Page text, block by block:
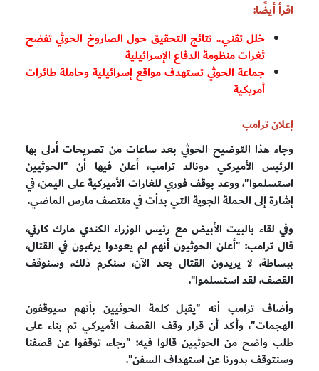
اقرأ أيضًا:
خلل تقني.. نتائج التحقيق حول الصاروخ الحوثي تفضح
ثغرات منظومة الدفاع الإسرائيلية
جماعة الحوثي تستهدف مواقع إسرائيلية وحاملة طائرات
أمريكية
إعلان ترامب
وجاء هذا التوضيح الحوثي بعد ساعات من تصريحات أدلى بها
الرئيس الأميركي دونالد ترامب، أعلن فيها أن "الحوثيين
استسلموا"، ووعد بوقف فوري للغارات الأميركية على اليمن، في
إشارة إلى الحملة الجوية التي بدأت في منتصف مارس الماضي.
وفي لقاء بالبيت الأبيض مع رئيس الوزراء الكندي مارك كارني،
قال ترامب: "أعلن الحوثيون أنهم لم يعودوا يرغبون في القتال،
ببساطة، لا يريدون القتال بعد الآن، سنكرم ذلك، وسنوقف
القصف، لقد استسلموا".
وأضاف ترامب أنه "يقبل كلمة الحوثيين بأنهم سيوقفون
الهجمات"، وأكد أن قرار وقف القصف الأميركي تم بناء على
طلب واضح من الحوثيين قالوا فيه: "رجاء، توقفوا عن قصفنا
وسنتوقف بدورنا عن استهداف السفن".